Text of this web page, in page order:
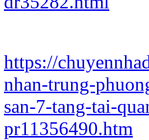
https://
nhan-trung-
san-7-tang-tai-
pr11356490.htm